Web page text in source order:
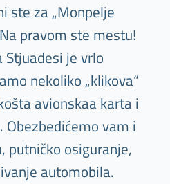
ste za „Monpelje
pravom ste mestu!
Stjuadesi je vrlo
nekoliko „klikova“
avionskaa karta i
vam i
putničko osiguranje,
automobila.